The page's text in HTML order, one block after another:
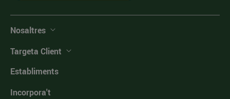
Nosaltres
Targeta Client
Establiments
Incorpora't